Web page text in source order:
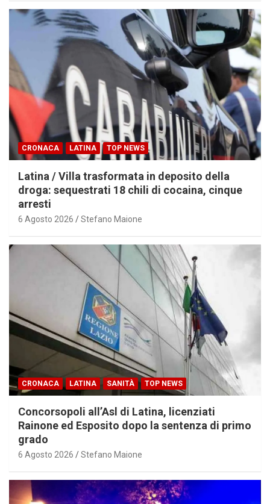
CRONACA LATINA TOP NEWS
Latina / Villa trasformata in deposito della
droga: sequestrati 18 chili di cocaina, cinque
arresti
6 Agosto 2026 Stefano Maione
CRONACA LATINA SANITÀ TOP NEWS
Concorsopoli all’Asl di Latina, licenziati
Rainone ed Esposito dopo la sentenza di primo
grado
6 Agosto 2026 Stefano Maione